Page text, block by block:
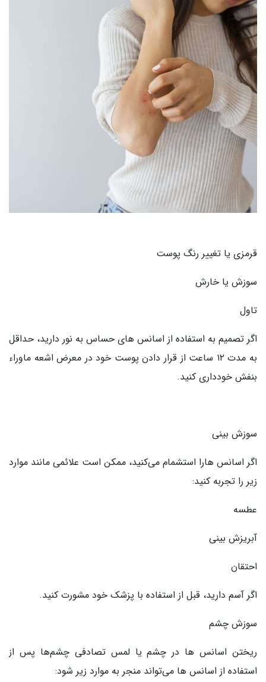
قرمزی یا تغییر رنگ پوست
سوزش یا خارش
تاول
اگر تصمیم به استفاده از اسانس های حساس به نور دارید، حداقل
به مدت ۱۲ ساعت از قرار دادن پوست خود در معرض اشعه ماوراء
بنفش خودداری کنید.
سوزش بینی
اگر اسانس هارا استشمام می‌کنید، ممکن است علائمی مانند موارد
زیر را تجربه کنید:
عطسه
آبریزش بینی
احتقان
اگر آسم دارید، قبل از استفاده با پزشک خود مشورت کنید.
سوزش چشم
ریختن اسانس ها در چشم یا لمس تصادفی چشم‌ها پس از
استفاده از اسانس ها می‌تواند منجر به موارد زیر شود: